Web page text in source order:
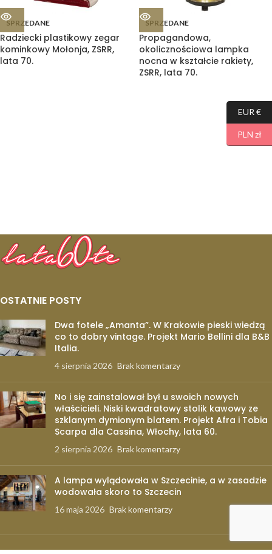
SPRZEDANE
Radziecki plastikowy zegar
kominkowy Mołonja, ZSRR,
lata 70.
SPRZEDANE
Propagandowa,
okolicznościowa lampka
nocna w kształcie rakiety,
ZSRR, lata 70.
OSTATNIE POSTY
Dwa fotele „Amanta”. W Krakowie pieski wiedzą
co to dobry vintage. Projekt Mario Bellini dla B&B
Italia.
4 sierpnia 2026 Brak komentarzy
No i się zainstalował był u swoich nowych
właścicieli. Niski kwadratowy stolik kawowy ze
szklanym dymionym blatem. Projekt Afra i Tobia
Scarpa dla Cassina, Włochy, lata 60.
2 sierpnia 2026 Brak komentarzy
A lampa wylądowała w Szczecinie, a w zasadzie
wodowała skoro to Szczecin
16 maja 2026 Brak komentarzy
EUR €
PLN zł